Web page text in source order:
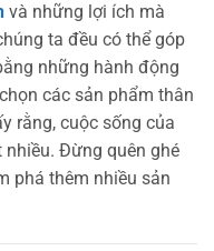
và những lợi ích mà
ta đều có thể góp
những hành động
các sản phẩm thân
rằng, cuộc sống của
nhiều. Đừng quên ghé
phá thêm nhiều sản